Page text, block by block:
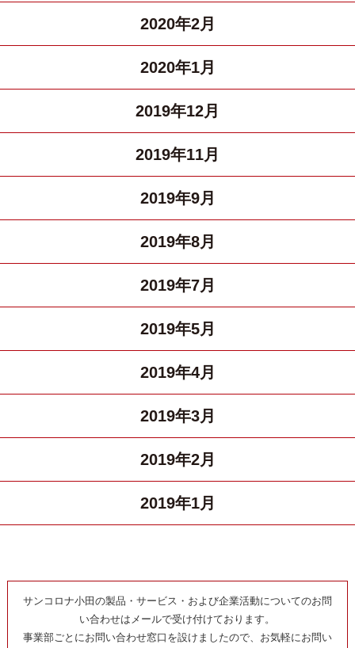
2020年2月
2020年1月
2019年12月
2019年11月
2019年9月
2019年8月
2019年7月
2019年5月
2019年4月
2019年3月
2019年2月
2019年1月
サンコロナ小田の製品・サービス・および企業活動についてのお問
い合わせはメールで受け付けております。
事業部ごとにお問い合わせ窓口を設けましたので、お気軽にお問い